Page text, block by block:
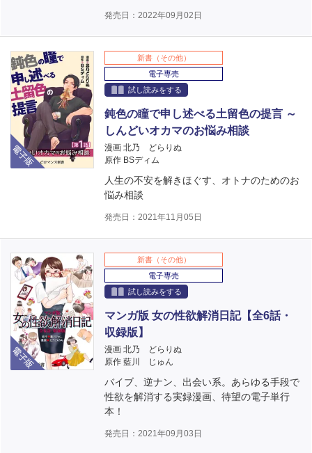
発売日：2022年09月02日
電子版
新書（その他）
電子専売
試し読みをする
鈍色の瞳で申し述べる土留色の提言 ～
しんどいオカマのお悩み相談
漫画 北乃 どらりぬ
原作 BSディム
人生の不安を解きほぐす、オトナのためのお
悩み相談
発売日：2021年11月05日
電子版
新書（その他）
電子専売
試し読みをする
マンガ版 女の性欲解消日記【全6話・
収録版】
漫画 北乃 どらりぬ
原作 藍川 じゅん
バイブ、逆ナン、出会い系。あらゆる手段で
性欲を解消する実録漫画、待望の電子単行
本！
発売日：2021年09月03日